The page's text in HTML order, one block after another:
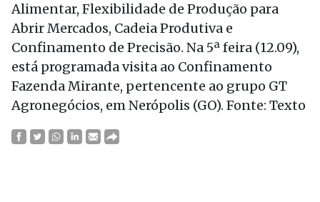
Alimentar, Flexibilidade de Produção para
Abrir Mercados, Cadeia Produtiva e
Confinamento de Precisão. Na 5ª feira (12.09),
está programada visita ao Confinamento
Fazenda Mirante, pertencente ao grupo GT
Agronegócios, em Nerópolis (GO). Fonte: Texto